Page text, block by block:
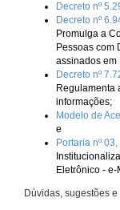
Decreto nº
Decreto nº
Promulga a
Pessoas com
assinados em
Decreto nº
Regulamenta
informações;
Modelo de
e
Portaria nº
Eletrônico - e-
Dúvidas, sugestões e